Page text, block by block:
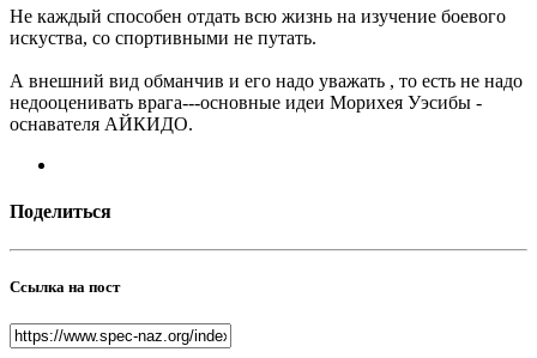
Не каждый способен отдать всю жизнь на изучение боевого
искуства, со спортивными не путать.
А внешний вид обманчив и его надо уважать , то есть не надо
недооценивать врага---основные идеи Морихея Уэсибы -
оснавателя АЙКИДО.
Поделиться
Ссылка на пост